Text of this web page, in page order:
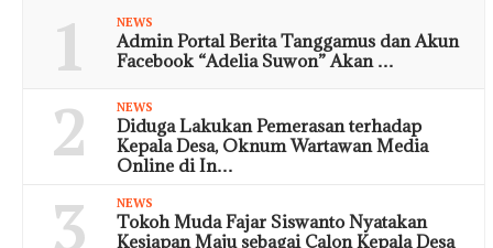
1 NEWS
Admin Portal Berita Tanggamus dan Akun
Facebook “Adelia Suwon” Akan …
2 NEWS
Diduga Lakukan Pemerasan terhadap
Kepala Desa, Oknum Wartawan Media
Online di In…
3 NEWS
Tokoh Muda Fajar Siswanto Nyatakan
Kesiapan Maju sebagai Calon Kepala Desa